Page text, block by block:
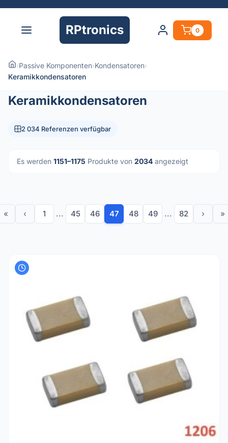
RPtronics 0
›Passive Komponenten›Kondensatoren›
Keramikkondensatoren
Keramikkondensatoren
2 034 Referenzen verfügbar
Es werden 1151–1175 Produkte von 2034 angezeigt
« ‹ 1 ... 45 46 47 48 49 ... 82 › »